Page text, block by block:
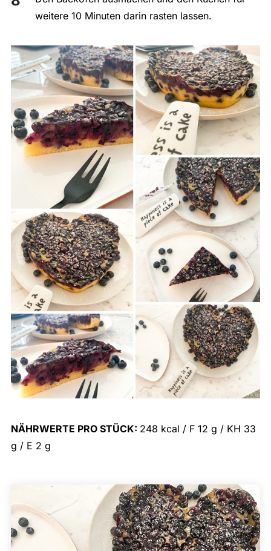
weitere 10 Minuten darin rasten lassen.
NÄHRWERTE PRO STÜCK: 248 kcal / F 12 g / KH 33
g / E 2 g